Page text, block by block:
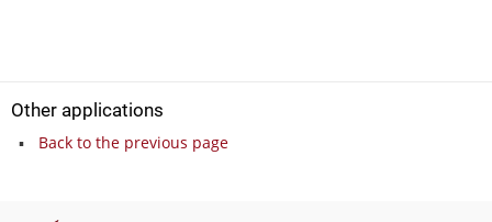
Other applications
Back to the previous page